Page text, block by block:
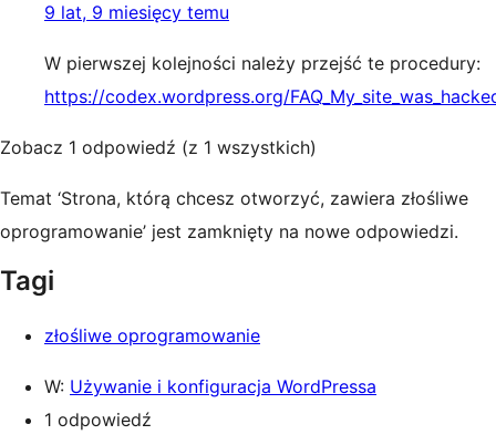
9 lat, 9 miesięcy temu
W pierwszej kolejności należy przejść te procedury:
https://codex.wordpress.org/
Zobacz 1 odpowiedź (z 1 wszystkich)
Temat ‘Strona, którą chcesz otworzyć, zawiera złośliwe
oprogramowanie’ jest zamknięty na nowe odpowiedzi.
Tagi
złośliwe oprogramowanie
W: Używanie i konfiguracja WordPressa
1 odpowiedź